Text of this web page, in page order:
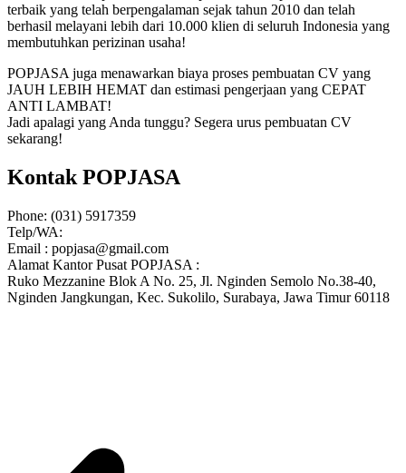
terbaik yang telah berpengalaman sejak tahun 2010 dan telah
berhasil melayani lebih dari 10.000 klien di seluruh Indonesia yang
membutuhkan perizinan usaha!
POPJASA juga menawarkan biaya proses pembuatan CV yang
JAUH LEBIH HEMAT dan estimasi pengerjaan yang CEPAT
ANTI LAMBAT!
Jadi apalagi yang Anda tunggu? Segera urus pembuatan CV
sekarang!
Kontak POPJASA
Phone: (031) 5917359
Telp/WA:
Email : popjasa@gmail.com
Alamat Kantor Pusat POPJASA :
Ruko Mezzanine Blok A No. 25, Jl. Nginden Semolo No.38-40,
Nginden Jangkungan, Kec. Sukolilo, Surabaya, Jawa Timur 60118